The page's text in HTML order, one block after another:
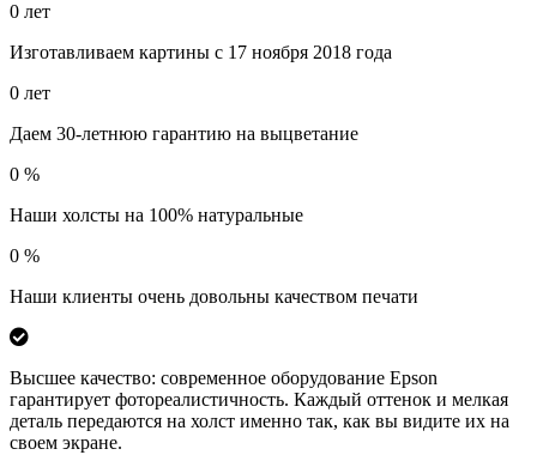
0 лет
Изготавливаем картины с 17 ноября 2018 года
0 лет
Даем 30-летнюю гарантию на выцветание
0 %
Наши холсты на 100% натуральные
0 %
Наши клиенты очень довольны качеством печати
Высшее качество: современное оборудование Epson
гарантирует фотореалистичность. Каждый оттенок и мелкая
деталь передаются на холст именно так, как вы видите их на
своем экране.